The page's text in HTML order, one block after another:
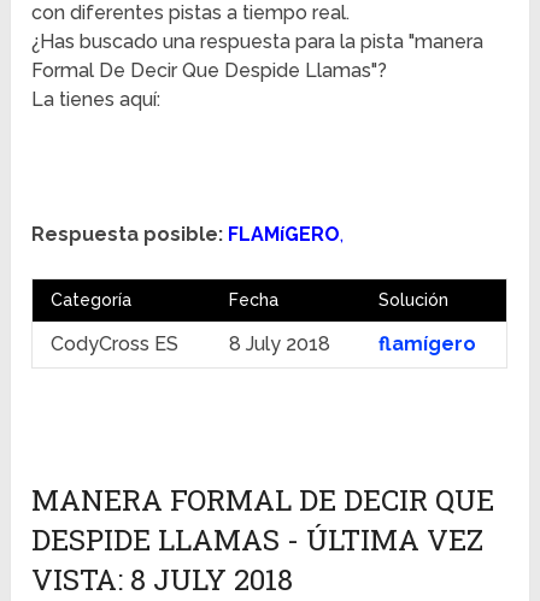
con diferentes pistas a tiempo real.
¿Has buscado una respuesta para la pista "manera
Formal De Decir Que Despide Llamas"?
La tienes aquí:
Respuesta posible: FLAMíGERO,
Categoría Fecha Solución
CodyCross ES 8 July 2018 flamígero
MANERA FORMAL DE DECIR QUE
DESPIDE LLAMAS - ÚLTIMA VEZ
VISTA: 8 JULY 2018